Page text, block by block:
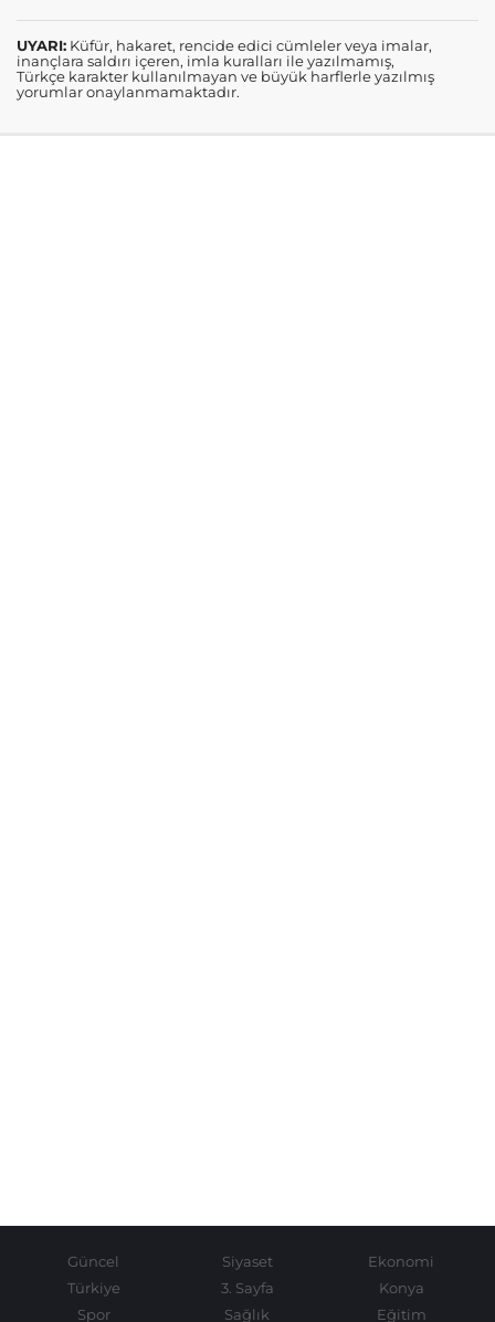
UYARI: Küfür, hakaret, rencide edici cümleler veya imalar,
inançlara saldırı içeren, imla kuralları ile yazılmamış,
Türkçe karakter kullanılmayan ve büyük harflerle yazılmış
yorumlar onaylanmamaktadır.
Güncel Siyaset
Ekonomi
Türkiye
3. Sayfa
Konya
Spor
Sağlık Eğitim